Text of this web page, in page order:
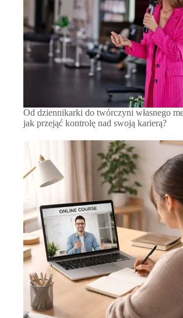
Od dziennikarki do twórczyni własnego
jak przejąć kontrolę nad swoją karierą?